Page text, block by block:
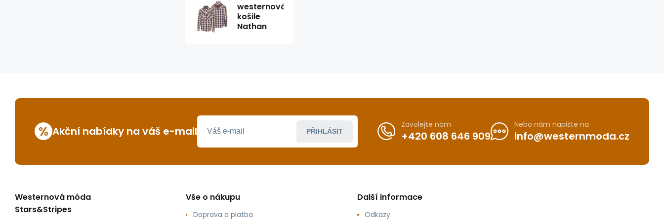
westernová
košile
Nathan
% Akční nabídky na váš e-mail PŘIHLÁSIT
Zavolejte nám
+420 608 646 909
Nebo nám napište na
info@westernmoda.cz
Westernová móda
Stars&Stripes
Vše o nákupu
Doprava a platba
Další informace
Odkazy